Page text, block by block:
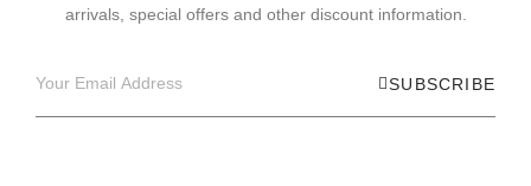
arrivals, special offers and other discount information.
SUBSCRIBE